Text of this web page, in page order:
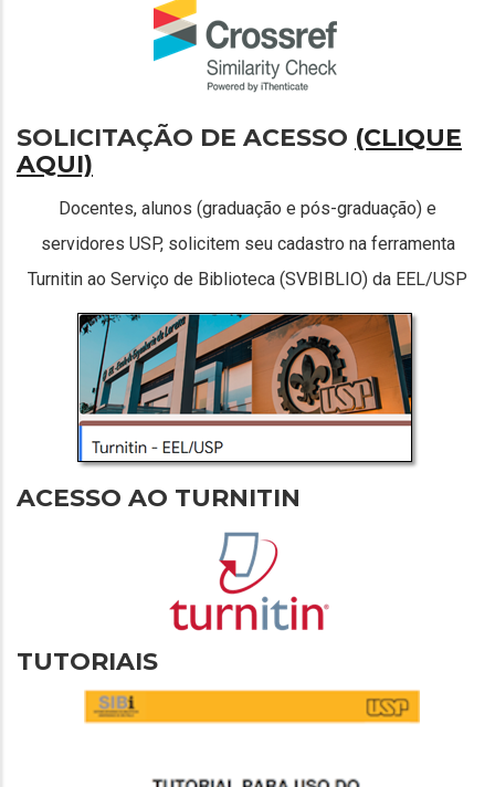
SOLICITAÇÃO DE ACESSO (CLIQUE
AQUI)
Docentes, alunos (graduação e pós-graduação) e
servidores USP, solicitem seu cadastro na ferramenta
Turnitin ao Serviço de Biblioteca (SVBIBLIO) da EEL/USP
ACESSO AO TURNITIN
TUTORIAIS